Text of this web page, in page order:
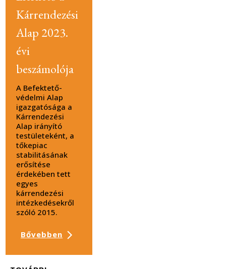
Kárrendezési
Alap 2023.
évi
beszámolója
A Befektető-
védelmi Alap
igazgatósága a
Kárrendezési
Alap irányító
testületeként, a
tőkepiac
stabilitásának
erősítése
érdekében tett
egyes
kárrendezési
intézkedésekről
szóló 2015.
Bővebben